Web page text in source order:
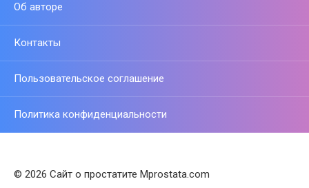
Об авторе
Контакты
Пользовательское соглашение
Политика конфиденциальности
© 2026 Сайт о простатите Mprostata.com